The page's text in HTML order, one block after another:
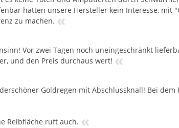
hatten unsere Hersteller kein Interesse, mit
zu machen. «
Vor zwei Tagen noch uneingeschränkt
und den Preis durchaus wert! «
Goldregen mit Abschlussknall! Bei
Reibfläche ruft auch. «